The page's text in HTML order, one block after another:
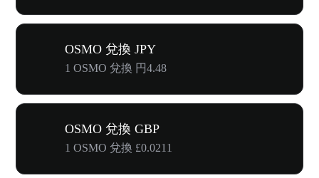
OSMO 兌換 JPY
1 OSMO 兌換 円4.48
OSMO 兌換 GBP
1 OSMO 兌換 £0.0211